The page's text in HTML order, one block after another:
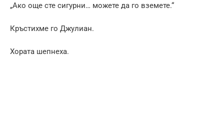
„Ако още сте сигурни… можете да го вземете.“
Кръстихме го Джулиан.
Хората шепнеха.